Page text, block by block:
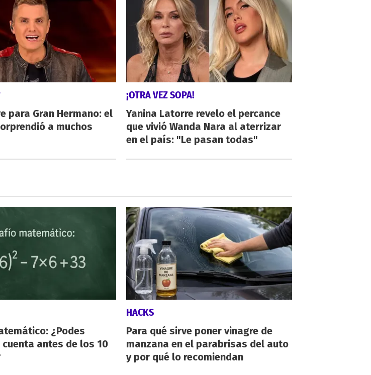
para Gran Hermano: el
a muchos
¡OTRA VEZ SOPA!
Yanina Latorre revelo el percance
que vivió Wanda Nara al aterrizar
en el país: "Le pasan todas"
¿Podes
antes de los 10
HACKS
Para qué sirve poner vinagre de
manzana en el parabrisas del auto
y por qué lo recomiendan